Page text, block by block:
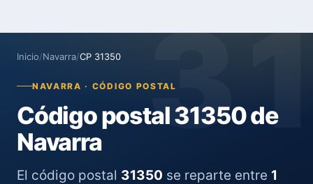
Inicio/Navarra/CP 31350
NAVARRA · CÓDIGO POSTAL
Código postal 31350 de
Navarra
El código postal 31350 se reparte entre 1